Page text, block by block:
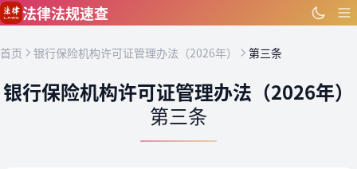
跳到主要内容
法律法规速查
首页 银行保险机构许可证管理办法（2026年） 第三条
银行保险机构许可证管理办法（2026年）
第三条